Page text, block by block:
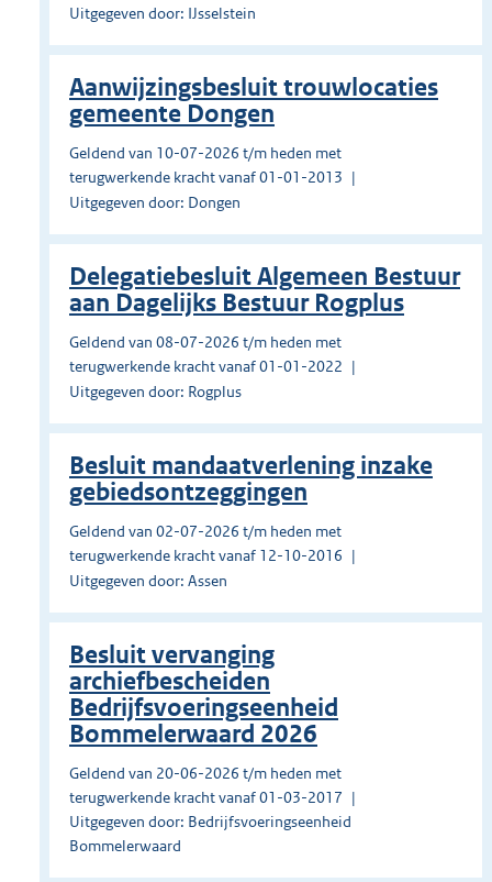
Uitgegeven door: IJsselstein
Aanwijzingsbesluit trouwlocaties
gemeente Dongen
Geldend van 10-07-2026 t/m heden met
terugwerkende kracht vanaf 01-01-2013
Uitgegeven door: Dongen
Delegatiebesluit Algemeen Bestuur
aan Dagelijks Bestuur Rogplus
Geldend van 08-07-2026 t/m heden met
terugwerkende kracht vanaf 01-01-2022
Uitgegeven door: Rogplus
Besluit mandaatverlening inzake
gebiedsontzeggingen
Geldend van 02-07-2026 t/m heden met
terugwerkende kracht vanaf 12-10-2016
Uitgegeven door: Assen
Besluit vervanging
archiefbescheiden
Bedrijfsvoeringseenheid
Bommelerwaard 2026
Geldend van 20-06-2026 t/m heden met
terugwerkende kracht vanaf 01-03-2017
Uitgegeven door: Bedrijfsvoeringseenheid
Bommelerwaard